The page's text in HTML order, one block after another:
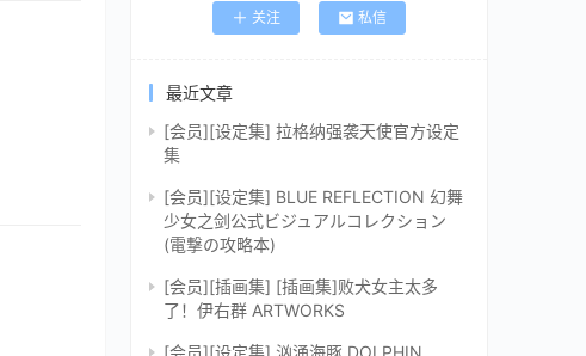
关注 私信
最近文章
[会员][设定集] 拉格纳强袭天使官方设定
集
[会员][设定集] BLUE REFLECTION 幻舞
少女之剑公式ビジュアルコレクション
(電撃の攻略本)
[会员][插画集] [插画集]败犬女主太多
了！伊右群 ARTWORKS